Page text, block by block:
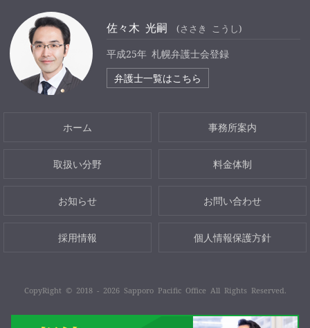
佐々木 光嗣 (ささき こうし)
平成25年 札幌弁護士会登録
弁護士一覧はこちら
ホーム 事務所案内
取扱い分野 料金体制
お知らせ お問い合わせ
採用情報 個人情報保護方針
CopyRight © 2018 - 2026 Sapporo Pacific Office All Rights Reserved.